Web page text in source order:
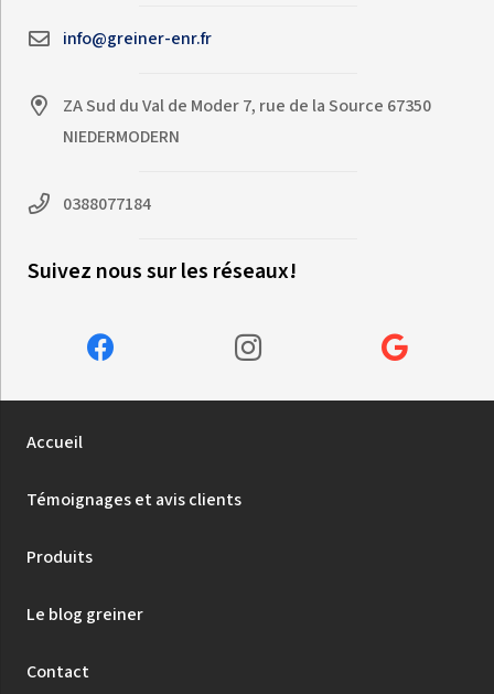
info@greiner-enr.fr
ZA Sud du Val de Moder 7, rue de la Source 67350
NIEDERMODERN
0388077184
Suivez nous sur les réseaux!
Accueil
Témoignages et avis clients
Produits
Le blog greiner
Contact